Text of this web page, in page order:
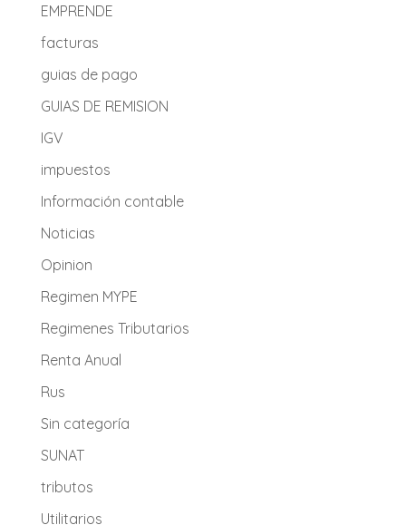
EMPRENDE
facturas
guias de pago
GUIAS DE REMISION
IGV
impuestos
Información contable
Noticias
Opinion
Regimen MYPE
Regimenes Tributarios
Renta Anual
Rus
Sin categoría
SUNAT
tributos
Utilitarios